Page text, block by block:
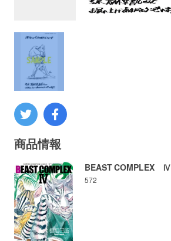
商品情報
BEAST COMPLEX Ⅳ
572
数学
コンピューター
ミリタリー
その他
イベント
フェア